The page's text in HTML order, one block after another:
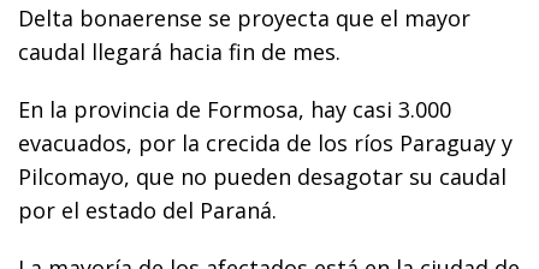
Delta bonaerense se proyecta que el mayor
caudal llegará hacia fin de mes.
En la provincia de Formosa, hay casi 3.000
evacuados, por la crecida de los ríos Paraguay y
Pilcomayo, que no pueden desagotar su caudal
por el estado del Paraná.